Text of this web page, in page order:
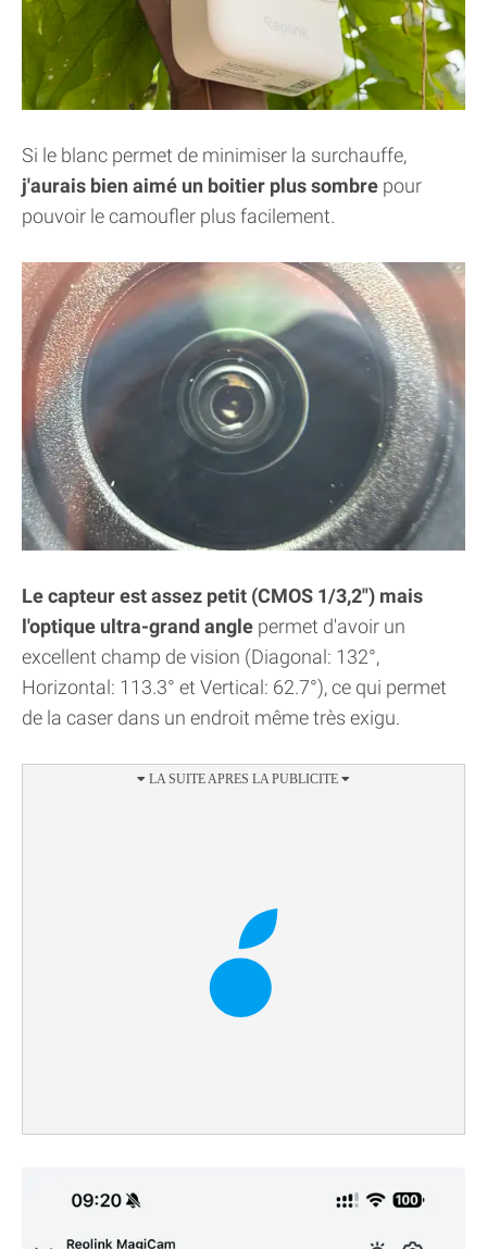
Si le blanc permet de minimiser la surchauffe,
j'aurais bien aimé un boitier plus sombre pour
pouvoir le camoufler plus facilement.
Le capteur est assez petit (CMOS 1/3,2") mais
l'optique ultra-grand angle permet d'avoir un
excellent champ de vision (Diagonal: 132°,
Horizontal: 113.3° et Vertical: 62.7°), ce qui permet
de la caser dans un endroit même très exigu.